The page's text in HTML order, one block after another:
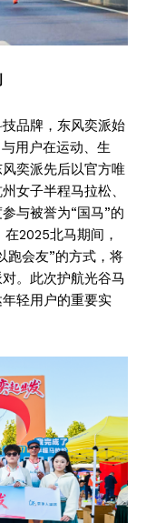
品牌，东风奕派始
用户在运动、生
奕派先后以官方唯
女子半程马拉松、
与被誉为“国马”的
2025北马期间，
跑会友”的方式，将
。此次护航光谷马
轻用户的重要实